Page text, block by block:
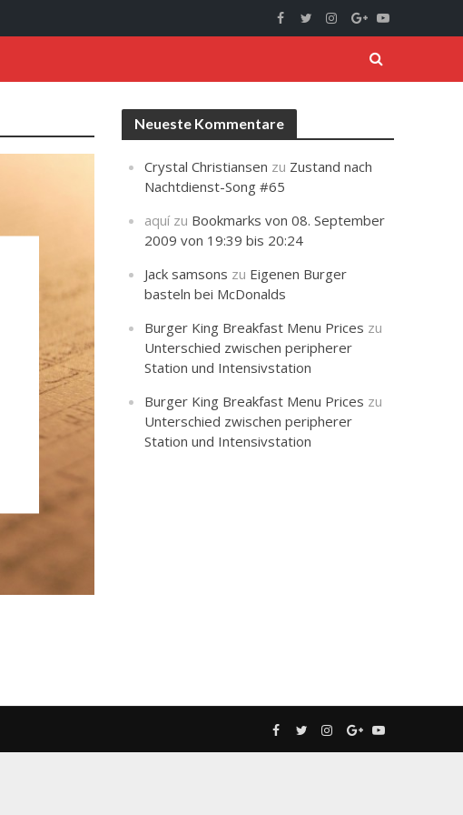
Neueste Kommentare
Crystal Christiansen zu Zustand nach
Nachtdienst-Song #65
aquízu Bookmarks von 08. September
2009 von 19:39 bis 20:24
Jack samsons zu Eigenen Burger
basteln bei McDonalds
Burger King Breakfast Menu Prices zu
Unterschied zwischen peripherer
Station und Intensivstation
Burger King Breakfast Menu Prices zu
Unterschied zwischen peripherer
Station und Intensivstation